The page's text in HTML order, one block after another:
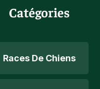
Catégories
Races De Chiens